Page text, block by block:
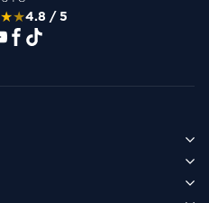
★★4.8 / 5